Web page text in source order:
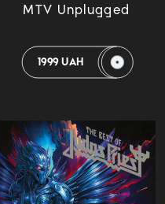
MTV Unplugged
1999 UAH